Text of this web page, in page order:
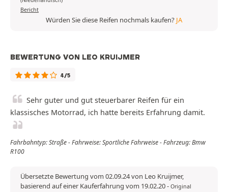
Bericht
Würden Sie diese Reifen nochmals kaufen? JA
BEWERTUNG VON LEO KRUIJMER
4/5
Sehr guter und gut steuerbarer Reifen für ein
klassisches Motorrad, ich hatte bereits Erfahrung damit.
Fahrbahntyp: Straße - Fahrweise: Sportliche Fahrweise - Fahrzeug: Bmw
R100
Übersetzte Bewertung vom 02.09.24 von Leo Kruijmer,
basierend auf einer Kauferfahrung vom 19.02.20- Original